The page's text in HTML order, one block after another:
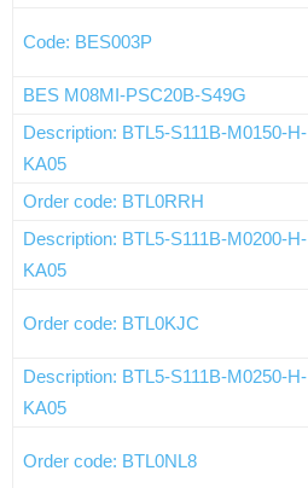
Code: BES003P
BES M08MI-PSC20B-S49G
Description: BTL5-S111B-M0150-H-
KA05
Order code: BTL0RRH
Description: BTL5-S111B-M0200-H-
KA05
Order code: BTL0KJC
Description: BTL5-S111B-M0250-H-
KA05
Order code: BTL0NL8